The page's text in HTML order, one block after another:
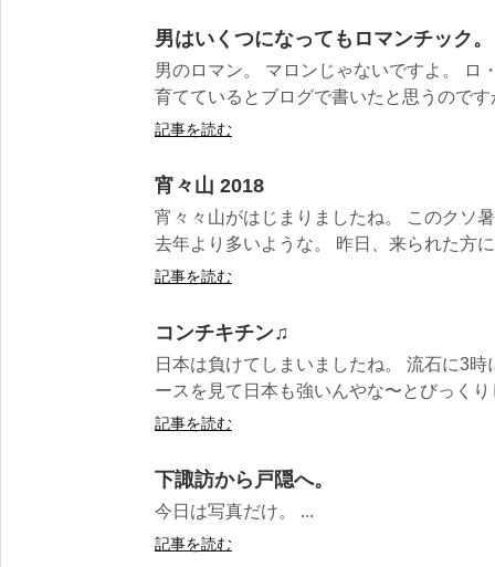
男はいくつになってもロマンチック。
男のロマン。 マロンじゃないですよ。 ロ
育てているとブログで書いたと思うのです
記事を読む
宵々山 2018
宵々々山がはじまりましたね。 このクソ
去年より多いような。 昨日、来られた方
記事を読む
コンチキチン♫
日本は負けてしまいましたね。 流石に3
ースを見て日本も強いんやな〜とびっく
記事を読む
下諏訪から戸隠へ。
今日は写真だけ。 ...
記事を読む